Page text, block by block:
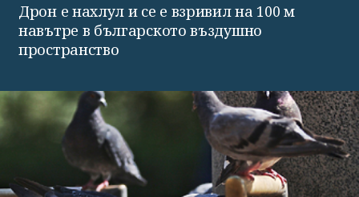
Дрон е нахлул и се е взривил на 100 м
навътре в българското въздушно
пространство